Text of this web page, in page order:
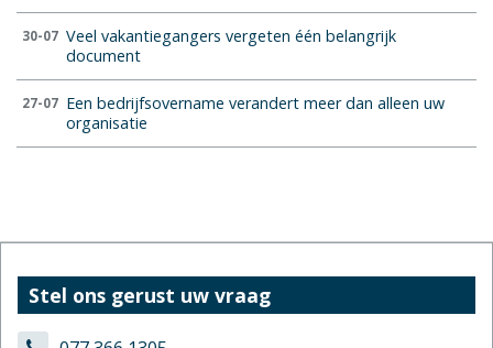
30-07 Veel vakantiegangers vergeten één belangrijk
document
27-07 Een bedrijfsovername verandert meer dan alleen uw
organisatie
Stel ons gerust uw vraag